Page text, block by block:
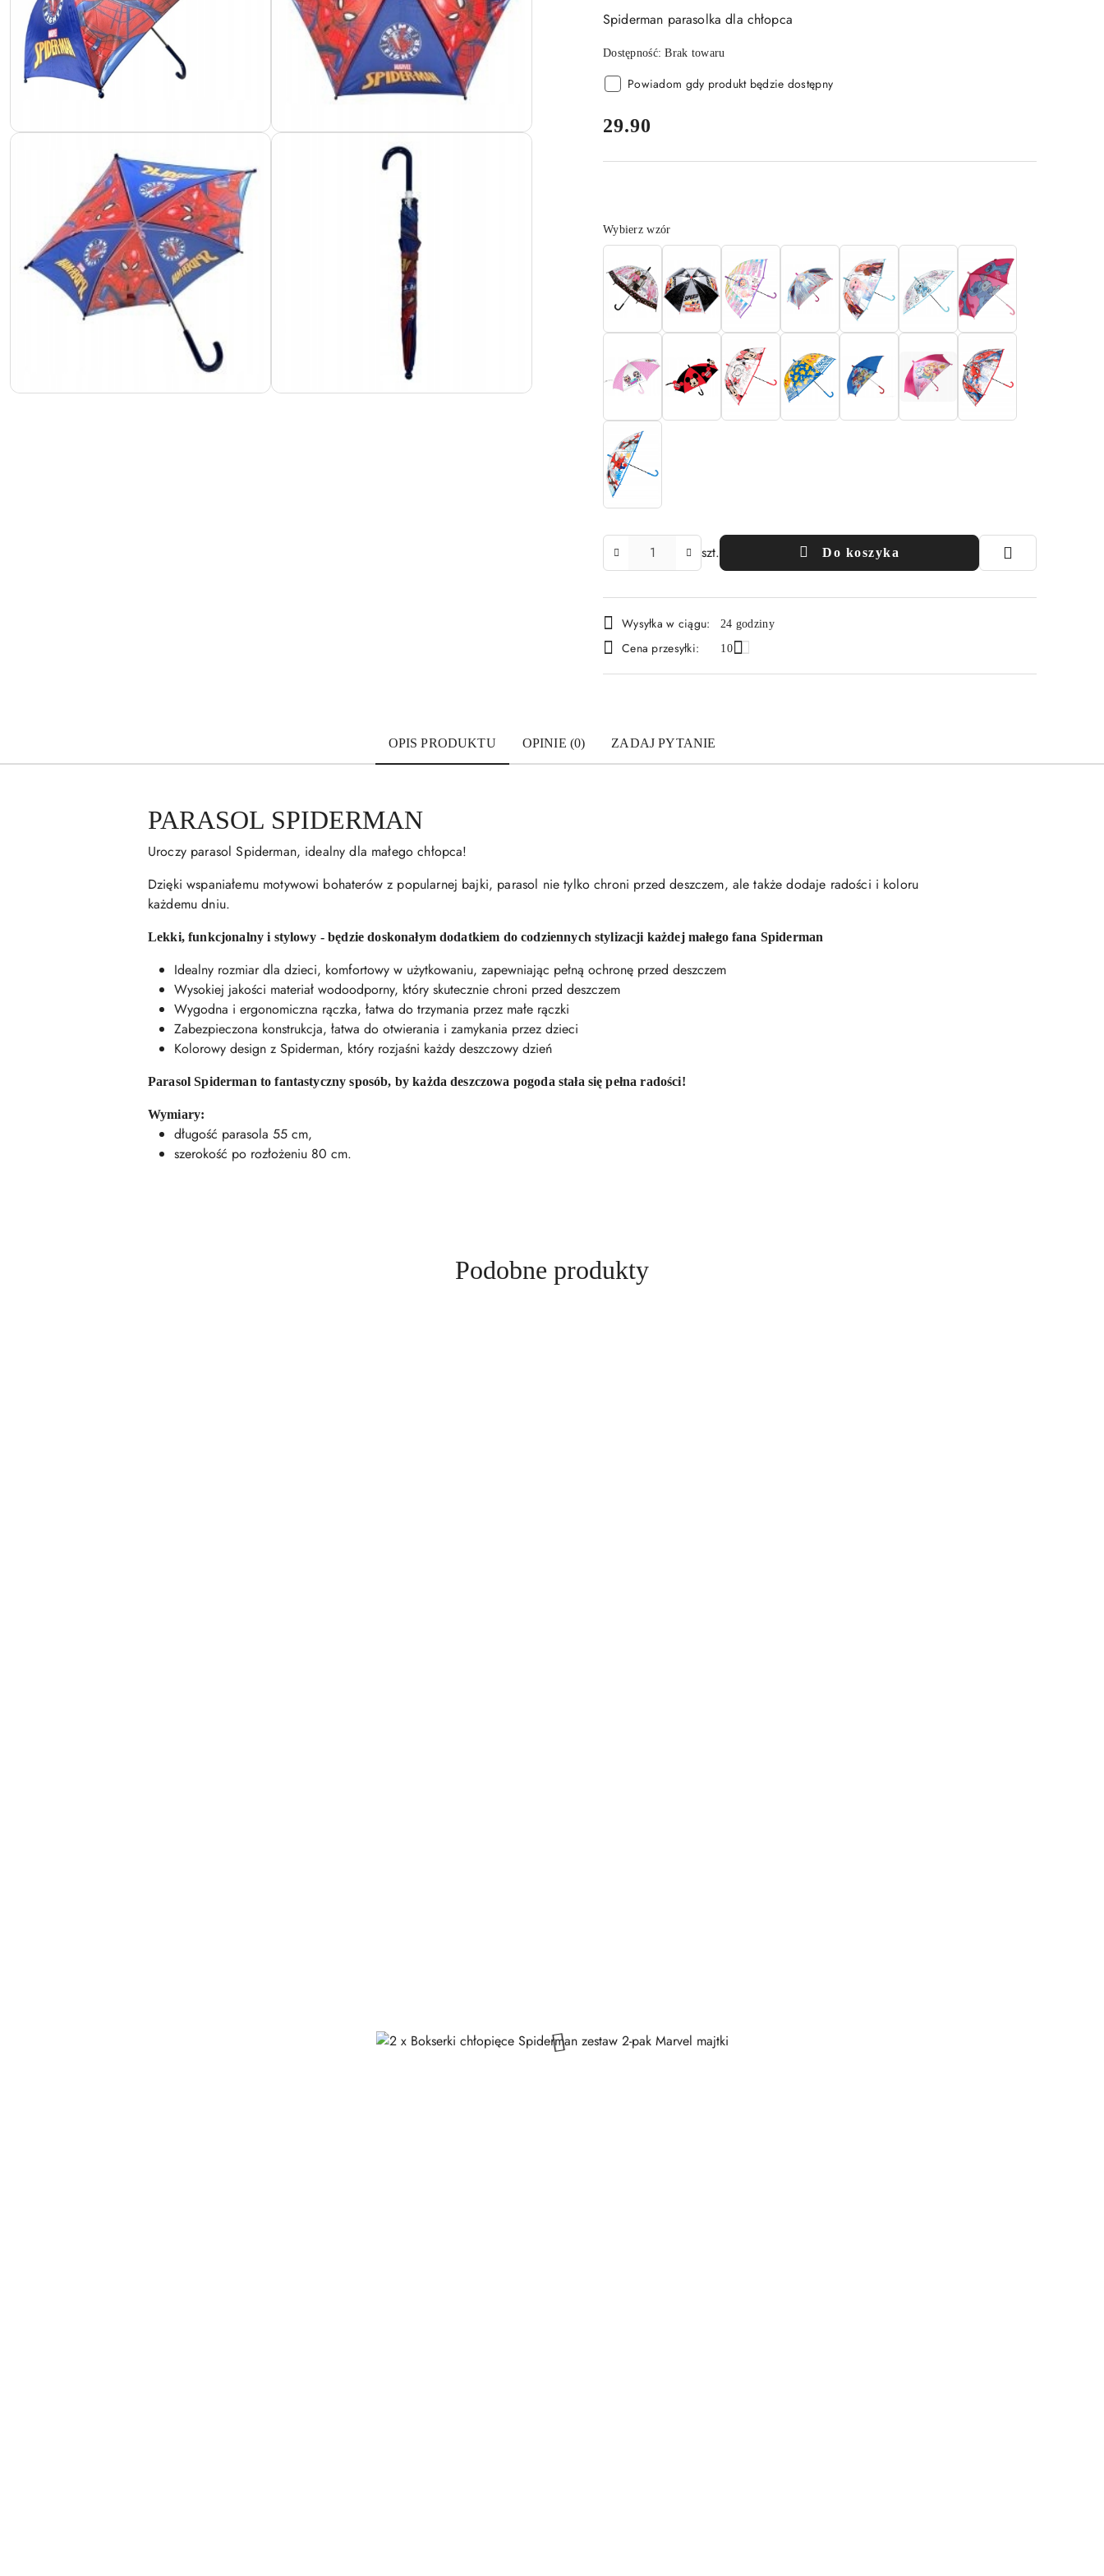
Spiderman parasolka dla chłopca
Dostępność:Brak towaru
Powiadom gdy produkt będzie dostępny
cena:
29.90
Wariant
Wybierz wzór
szt. Do koszyka
Dostępność
i
Wysyłka w ciągu: 24 godziny
Cena przesyłki: 10
OPIS PRODUKTU OPINIE (0) ZADAJ PYTANIE
PARASOL SPIDERMAN
Uroczy parasol Spiderman, idealny dla małego chłopca!
Dzięki wspaniałemu motywowi bohaterów z popularnej bajki, parasol nie tylko chroni przed deszczem, ale także dodaje radości i koloru
każdemu dniu.
Lekki, funkcjonalny i stylowy - będzie doskonałym dodatkiem do codziennych stylizacji każdej małego fana Spiderman
Idealny rozmiar dla dzieci, komfortowy w użytkowaniu, zapewniając pełną ochronę przed deszczem
Wysokiej jakości materiał wodoodporny, który skutecznie chroni przed deszczem
Wygodna i ergonomiczna rączka, łatwa do trzymania przez małe rączki
Zabezpieczona konstrukcja, łatwa do otwierania i zamykania przez dzieci
Kolorowy design z Spiderman, który rozjaśni każdy deszczowy dzień
Parasol Spiderman to fantastyczny sposób, by każda deszczowa pogoda stała się pełna radości!
Wymiary:
długość parasola 55 cm,
szerokość po rozłożeniu 80 cm.
Produkty
Podobne produkty